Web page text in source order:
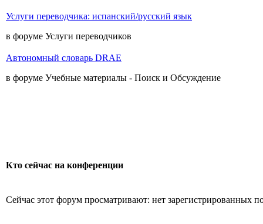
Услуги переводчика: испанский/русский язык
в форуме Услуги переводчиков
Автономный словарь DRAE
в форуме Учебные материалы - Поиск и Обсуждение
Кто сейчас на конференции
Сейчас этот форум просматривают: нет зарегистрированных